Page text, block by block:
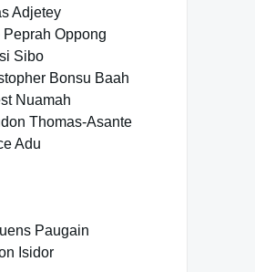
Adjetey
Peprah Oppong
Sibo
Bonsu Baah
Nuamah
Thomas-Asante
Adu
Paugain
Isidor